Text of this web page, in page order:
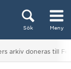
Sök Meny
arkiv doneras till